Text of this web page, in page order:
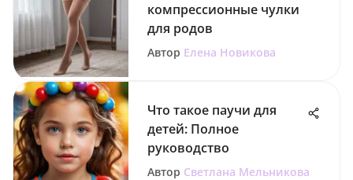
компрессионные чулки
для родов
Автор Елена Новикова
Что такое паучи для
детей: Полное
руководство
Автор Светлана Мельникова